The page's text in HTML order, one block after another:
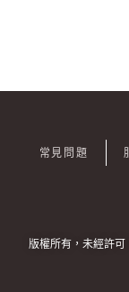
常見問題
版權所有，未經許